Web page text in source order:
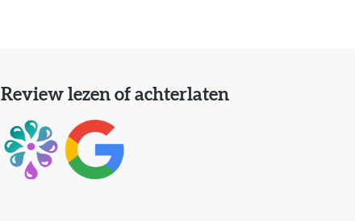
Review lezen of achterlaten